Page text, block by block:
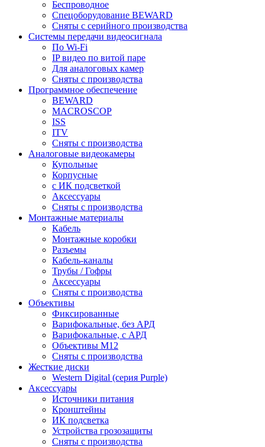
Беспроводное
Спецоборудование BEWARD
Сняты с серийного производства
Системы передачи видеосигнала
По Wi-Fi
IP видео по витой паре
Для аналоговых камер
Сняты с производства
Программное обеспечение
BEWARD
MACROSCOP
ISS
ITV
Сняты с производства
Аналоговые видеокамеры
Купольные
Корпусные
c ИК подсветкой
Аксессуары
Сняты с производства
Монтажные материалы
Кабель
Монтажные коробки
Разъемы
Кабель-каналы
Трубы / Гофры
Аксессуары
Сняты с производства
Объективы
Фиксированные
Варифокальные, без АРД
Варифокальные, с АРД
Объективы M12
Сняты с производства
Жесткие диски
Western Digital (серия Purple)
Аксессуары
Источники питания
Кронштейны
ИК подсветка
Устройства грозозащиты
Сняты с производства